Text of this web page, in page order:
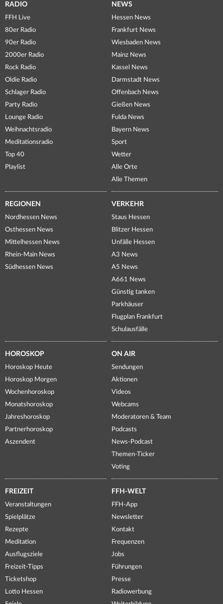
RADIO
FFH Live
80er Radio
90er Radio
2000er Radio
Rock Radio
Oldie Radio
Schlager Radio
Party Radio
Lounge Radio
Weihnachtsradio
Meditationsradio
Top 40
Playlist
NEWS
Hessen News
Frankfurt News
Wiesbaden News
Mainz News
Kassel News
Darmstadt News
Offenbach News
Gießen News
Fulda News
Bayern News
Sport
Wetter
Alle Orte
Alle Themen
REGIONEN
Nordhessen News
Osthessen News
Mittelhessen News
Rhein-Main News
Südhessen News
VERKEHR
Staus Hessen
Blitzer Hessen
Unfälle Hessen
A3 News
A5 News
A661 News
Günstig tanken
Parkhäuser
Flugplan Frankfurt
Schulausfälle
HOROSKOP
Horoskop Heute
Horoskop Morgen
Wochenhoroskop
Monatshoroskop
Jahreshoroskop
Partnerhoroskop
Aszendent
ON AIR
Sendungen
Aktionen
Videos
Webcams
Moderatoren & Team
Podcasts
News-Podcast
Themen-Ticker
Voting
FREIZEIT
Veranstaltungen
Spielplätze
Rezepte
Meditation
Ausflugsziele
Freizeit-Tipps
Ticketshop
Lotto Hessen
FFH-WELT
FFH-App
Newsletter
Kontakt
Frequenzen
Jobs
Führungen
Presse
Radiowerbung